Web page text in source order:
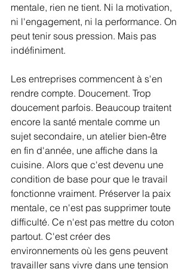
mentale, rien ne tient. Ni la motivation,
ni l'engagement, ni la performance. On
peut tenir sous pression. Mais pas
indéfiniment.
Les entreprises commencent à s'en
rendre compte. Doucement. Trop
doucement parfois. Beaucoup traitent
encore la santé mentale comme un
sujet secondaire, un atelier bien-être
en fin d'année, une affiche dans la
cuisine. Alors que c'est devenu une
condition de base pour que le travail
fonctionne vraiment. Préserver la paix
mentale, ce n'est pas supprimer toute
difficulté. Ce n'est pas mettre du coton
partout. C'est créer des
environnements où les gens peuvent
travailler sans vivre dans une tension